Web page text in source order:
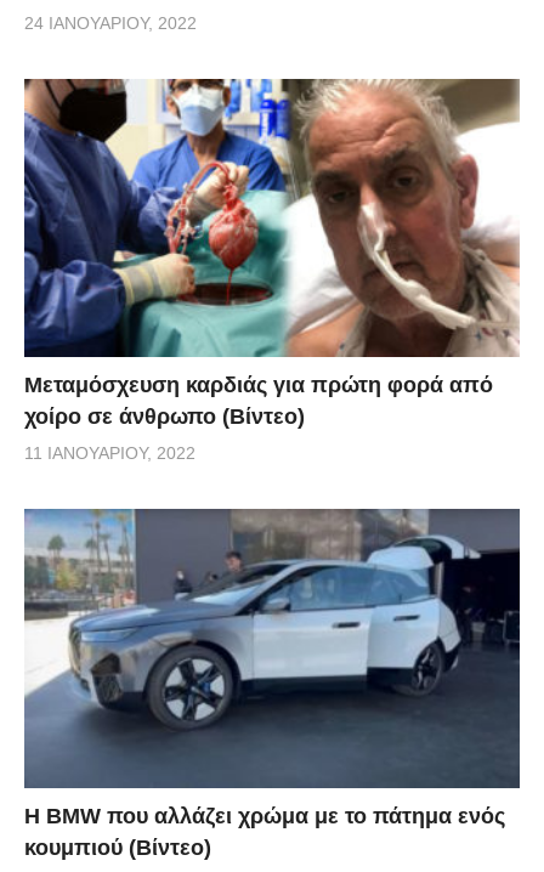
24 ΙΑΝΟΥΑΡΊΟΥ, 2022
Μεταμόσχευση καρδιάς για πρώτη φορά από
χοίρο σε άνθρωπο (Βίντεο)
11 ΙΑΝΟΥΑΡΊΟΥ, 2022
Η BMW που αλλάζει χρώμα με το πάτημα ενός
κουμπιού (Βίντεο)